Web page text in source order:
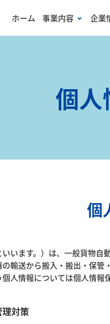
ホーム 事業内容 企業
個
個
います。）は、一般貨物
輸送から搬入・搬出・保
人情報については個人情
理対策